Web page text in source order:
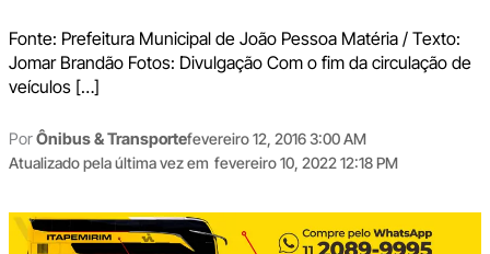
Fonte: Prefeitura Municipal de João Pessoa Matéria / Texto:
Jomar Brandão Fotos: Divulgação Com o fim da circulação de
veículos […]
PorÔnibus & Transportefevereiro 12, 2016 3:00 AM
Atualizado pela última vez em fevereiro 10, 2022 12:18 PM